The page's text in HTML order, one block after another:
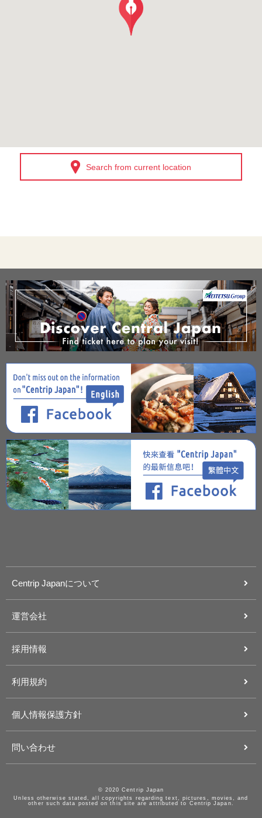
Search from current location
Centrip Japanについて
運営会社
採用情報
利用規約
個人情報保護方針
問い合わせ
© 2020 Centrip Japan
Unless otherwise stated, all copyrights regarding text, pictures, movies, and
other such data posted on this site are attributed to Centrip Japan.